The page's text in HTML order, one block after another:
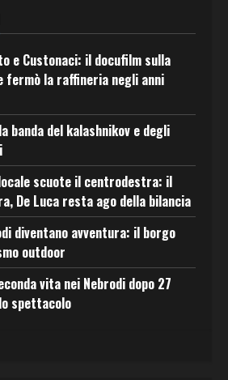
e Custonaci: il docufilm sulla
fermò la raffineria negli anni
banda del kalashnikov e degli
scuote il centrodestra: il
De Luca resta ago della bilancia
diventano avventura: il borgo
outdoor
vita nei Nebrodi dopo 27
spettacolo